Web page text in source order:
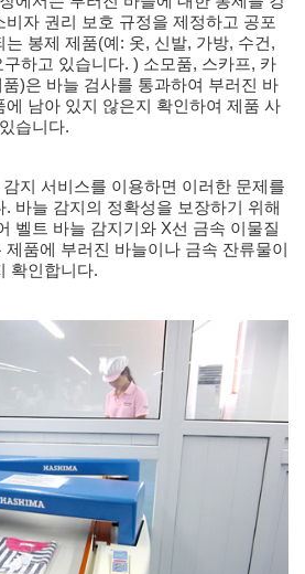
자 권리 보호 규정을 제정하고 공포
봉제 제품(예: 옷, 신발, 가방, 수건,
하고 있습니다. ) 소모품, 스카프, 카
)은 바늘 검사를 통과하여 부러진 바
에 남아 있지 않은지 확인하여 제품 사
습니다.
지 서비스를 이용하면 이러한 문제를
바늘 감지의 정확성을 보장하기 위해
벨트 바늘 감지기와 X선 금속 이물질
품에 부러진 바늘이나 금속 잔류물이
확인합니다.